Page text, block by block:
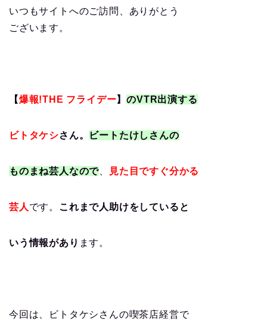
いつもサイトへのご訪問、ありがとう
ございます。
【爆報!THE フライデー】のVTR出演する
ビトタケシさん。 ビートたけしさんの
ものまね芸人なので 見た目ですぐ分かる
芸人 です。 これまで人助けをしていると
いう情報があり ます。
今回は、ビトタケシさんの喫茶店経営で